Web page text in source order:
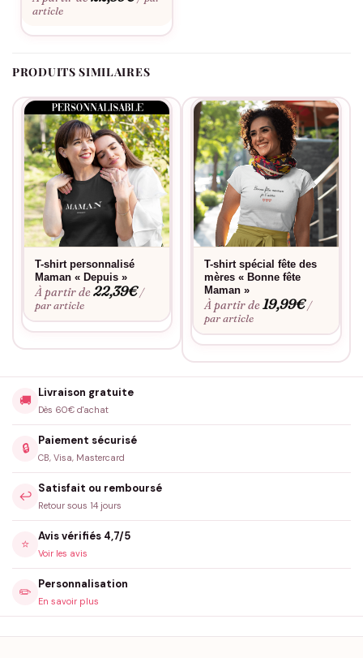
personnalisation
couleurs lavage après lavage.
article
PRODUITS SIMILAIRES
T-shirt personnalisé
Maman « Depuis »
À partir de22,39€ /
par article
T-shirt spécial fête des
mères « Bonne fête
Maman »
À partir de19,99€ /
par article
🚚
Livraison gratuite
Dès 60€ d'achat
🔒
Paiement sécurisé
CB, Visa, Mastercard
↩️
Satisfait ou remboursé
Retour sous 14 jours
⭐
Avis vérifiés 4,7/5
Voir les avis
✏️
Personnalisation
En savoir plus